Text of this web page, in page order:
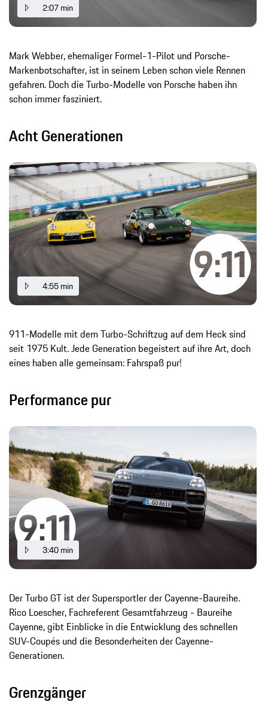
2:07 min
Mark Webber, ehemaliger Formel-1-Pilot und Porsche-
Markenbotschafter, ist in seinem Leben schon viele Rennen
gefahren. Doch die Turbo-Modelle von Porsche haben ihn
schon immer fasziniert.
Acht Generationen
4:55 min
911-Modelle mit dem Turbo-Schriftzug auf dem Heck sind
seit 1975 Kult. Jede Generation begeistert auf ihre Art, doch
eines haben alle gemeinsam: Fahrspaß pur!
Performance pur
3:40 min
Der Turbo GT ist der Supersportler der Cayenne-Baureihe.
Rico Loescher, Fachreferent Gesamtfahrzeug - Baureihe
Cayenne, gibt Einblicke in die Entwicklung des schnellen
SUV-Coupés und die Besonderheiten der Cayenne-
Generationen.
Grenzgänger